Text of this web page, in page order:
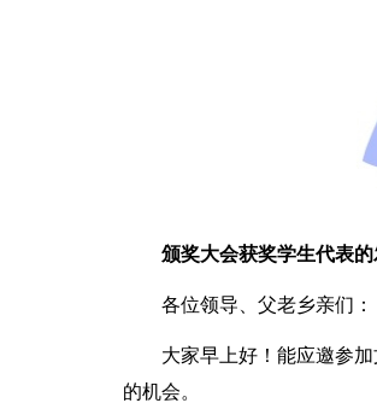
颁奖大会获奖学生代表
各位领导、父老乡亲们：
大家早上好！能应邀参
的机会。